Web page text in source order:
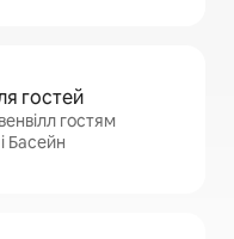
гостей
гостям
Басейн